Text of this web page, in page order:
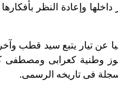
وإعادة النظر
عن تيار يتبع سيد قطب
وطنية كعرابى ومصطفى
فى تاريخه الرسمى.